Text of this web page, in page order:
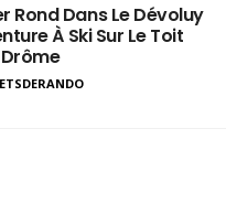
Rond Dans Le Dévoluy
À Ski Sur Le Toit